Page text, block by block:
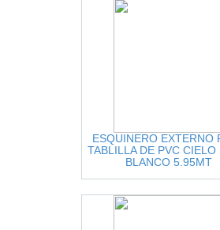
ESQUINERO EXTERNO
TABLILLA DE PVC CIELO
BLANCO 5.95MT